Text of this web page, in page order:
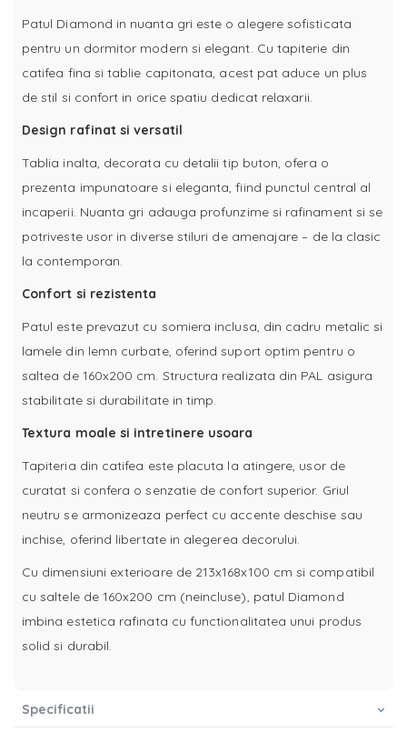
Patul Diamond in nuanta gri este o alegere sofisticata
pentru un dormitor modern si elegant. Cu tapiterie din
catifea fina si tablie capitonata, acest pat aduce un plus
de stil si confort in orice spatiu dedicat relaxarii.
Design rafinat si versatil
Tablia inalta, decorata cu detalii tip buton, ofera o
prezenta impunatoare si eleganta, fiind punctul central al
incaperii. Nuanta gri adauga profunzime si rafinament si se
potriveste usor in diverse stiluri de amenajare – de la clasic
la contemporan.
Confort si rezistenta
Patul este prevazut cu somiera inclusa, din cadru metalic si
lamele din lemn curbate, oferind suport optim pentru o
saltea de 160x200 cm. Structura realizata din PAL asigura
stabilitate si durabilitate in timp.
Textura moale si intretinere usoara
Tapiteria din catifea este placuta la atingere, usor de
curatat si confera o senzatie de confort superior. Griul
neutru se armonizeaza perfect cu accente deschise sau
inchise, oferind libertate in alegerea decorului.
Cu dimensiuni exterioare de 213x168x100 cm si compatibil
cu saltele de 160x200 cm (neincluse), patul Diamond
imbina estetica rafinata cu functionalitatea unui produs
solid si durabil.
Specificatii